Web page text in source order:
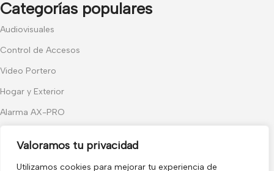
Valoramos tu privacidad
Utilizamos cookies para mejorar tu experiencia de
Categorías populares
Audiovisuales
Control de Accesos
Video Portero
Hogar y Exterior
Alarma AX-PRO
Únete a nuestras novedades